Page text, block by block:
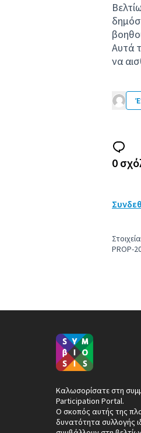
Αυτά
να
0
PROP-
Καλωσορίσατε στη
Participation Portal.
Ο σκοπός αυτής της
δυνατότητα συλλογής